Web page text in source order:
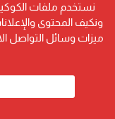
نستخدم ملفات
ونكيف المحتوى
ميزات وسائل التواصل